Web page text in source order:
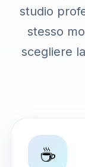
studio
stesso
scegliere
☕